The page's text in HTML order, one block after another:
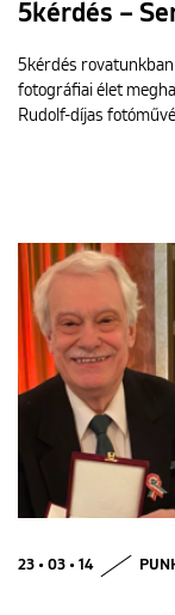
5kérdés –
5kérdés rovatunkban
fotográfiai élet
Rudolf-díjas
23 • 03 • 14